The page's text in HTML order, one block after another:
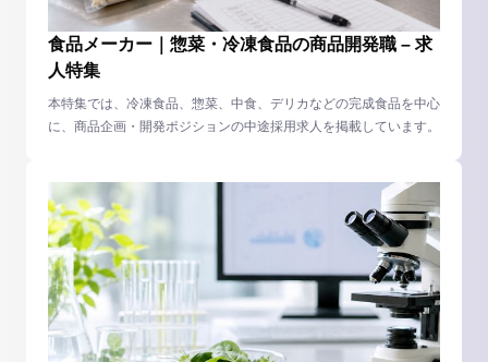
食品メーカー｜惣菜・冷凍食品の商品開発職 – 求
人特集
本特集では、冷凍食品、惣菜、中食、デリカなどの完成食品を中心
に、商品企画・開発ポジションの中途採用求人を掲載しています。